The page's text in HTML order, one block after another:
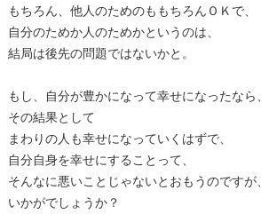
もちろん、他人のためのももちろんＯＫで、
自分のためか人のためかというのは、
結局は後先の問題ではないかと。
もし、自分が豊かになって幸せになったなら、
その結果として
まわりの人も幸せになっていくはずで、
自分自身を幸せにすることって、
そんなに悪いことじゃないとおもうのですが、
いかがでしょうか？